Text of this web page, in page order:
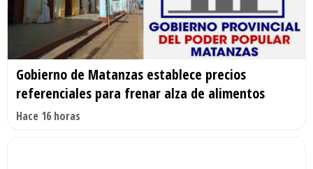
Gobierno de Matanzas establece precios
referenciales para frenar alza de alimentos
Hace 16 horas